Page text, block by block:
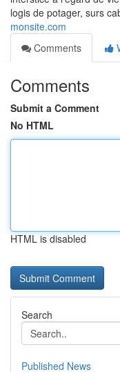
logis de potager, surs
monsite.com
Comments
Comments
Submit a Comment
No HTML
HTML is disabled
Search
Published News